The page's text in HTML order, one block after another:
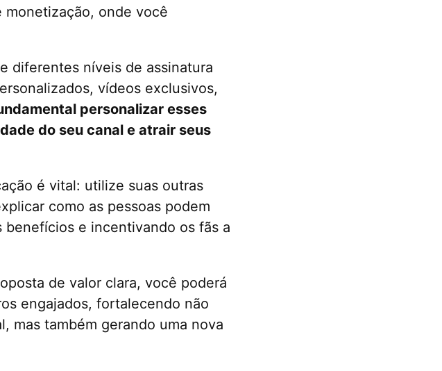
monetização, onde você
diferentes níveis de assinatura
vídeos exclusivos,
personalizar esses
do seu canal e atrair seus
é vital: utilize suas outras
como as pessoas podem
benefícios e incentivando os fãs a
de valor clara, você poderá
engajados, fortalecendo não
mas também gerando uma nova